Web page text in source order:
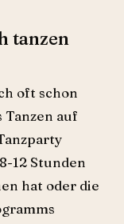
tanzen
oft schon
Tanzen auf
12 Stunden
hat oder die